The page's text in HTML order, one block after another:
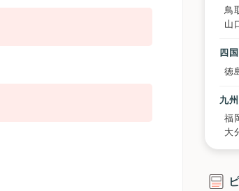
鳥
山
四国
徳
九
福
大